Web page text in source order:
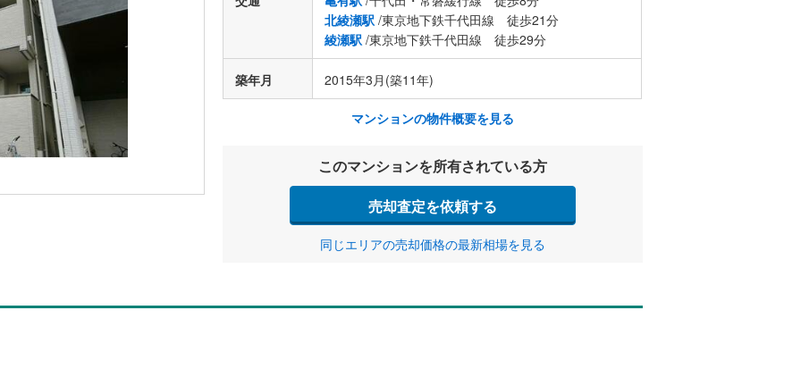
北綾瀬駅 /東京地下鉄千代田線 徒歩21分
綾瀬駅 /東京地下鉄千代田線 徒歩29分
築年月 2015年3月(築11年)
マンションの物件概要を見る
このマンションを所有されている方
売却査定を依頼する
同じエリアの売却価格の最新相場を見る